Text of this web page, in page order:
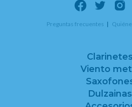
Preguntas frecuentes
Clarinetes
Viento
Dulzainas